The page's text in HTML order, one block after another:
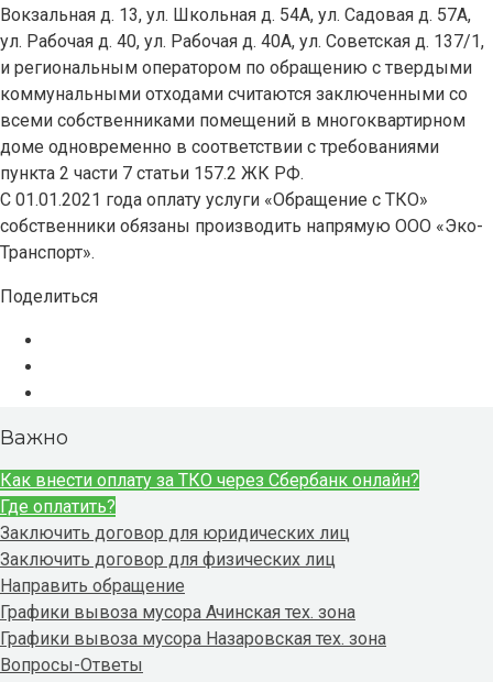
Вокзальная д. 13, ул. Школьная д. 54А, ул. Садовая д. 57А,
ул. Рабочая д. 40, ул. Рабочая д. 40А, ул. Советская д. 137/1,
и региональным оператором по обращению с твердыми
коммунальными отходами считаются заключенными со
всеми собственниками помещений в многоквартирном
доме одновременно в соответствии с требованиями
пункта 2 части 7 статьи 157.2 ЖК РФ.
С 01.01.2021 года оплату услуги «Обращение с ТКО»
собственники обязаны производить напрямую ООО «Эко-
Транспорт».
Поделиться
Важно
Как внести оплату за ТКО через Сбербанк онлайн?
Где оплатить?
Заключить договор для юридических лиц
Заключить договор для физических лиц
Направить обращение
Графики вывоза мусора Ачинская тех. зона
Графики вывоза мусора Назаровская тех. зона
Вопросы-Ответы